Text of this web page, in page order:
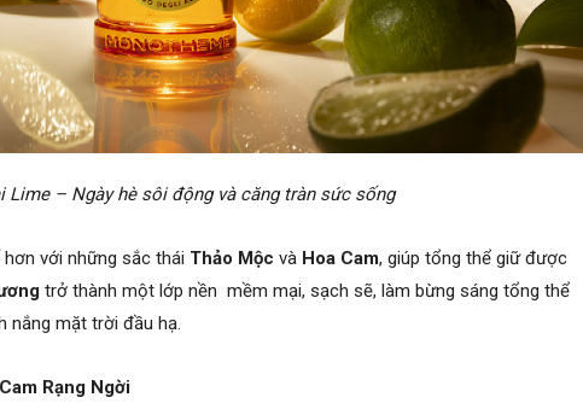
Lime – Ngày hè sôi động và căng tràn sức sống
với những sắc thái Thảo Mộc và Hoa Cam, giúp tổng thể giữ được
trở thành một lớp nền mềm mại, sạch sẽ, làm bừng sáng tổng thể
nắng mặt trời đầu hạ.
Rạng Ngời